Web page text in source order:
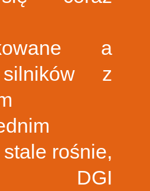
a
z
rośnie,
DGI